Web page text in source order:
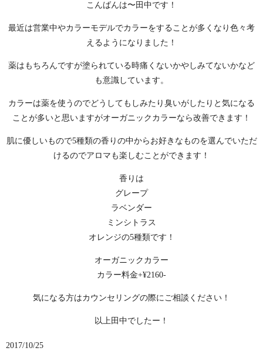
こんばんは〜田中です！
最近は営業中やカラーモデルでカラーをすることが多くなり色々考
えるようになりました！
薬はもちろんですが塗られている時痛くないかやしみてないかなど
も意識しています。
カラーは薬を使うのでどうしてもしみたり臭いがしたりと気になる
ことが多いと思いますがオーガニックカラーなら改善できます！
肌に優しいもので5種類の香りの中からお好きなものを選んでいただ
けるのでアロマも楽しむことができます！
香りは
グレープ
ラベンダー
ミンシトラス
オレンジの5種類です！
オーガニックカラー
カラー料金+¥2160-
気になる方はカウンセリングの際にご相談ください！
以上田中でしたー！
2017/10/25